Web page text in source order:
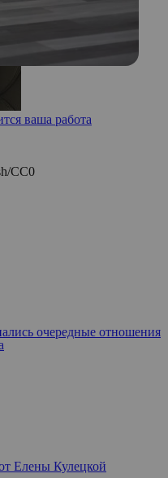
ваша работа
СС0
очередные отношения
Елены Кулецкой